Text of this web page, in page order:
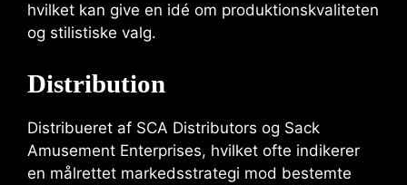
hvilket kan give en idé om produktionskvaliteten
og stilistiske valg.
Distribution
Distribueret af SCA Distributors og Sack
Amusement Enterprises, hvilket ofte indikerer
en målrettet markedsstrategi mod bestemte